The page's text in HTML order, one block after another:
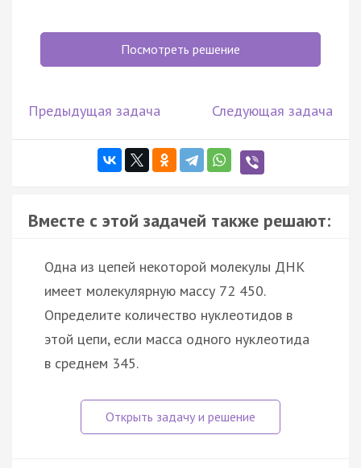
Посмотреть решение
Предыдущая задача Следующая задача
Вместе с этой задачей также решают:
Одна из цепей некоторой молекулы ДНК
имеет молекулярную массу 72 450.
Определите количество нуклеотидов в
этой цепи, если масса одного нуклеотида
в среднем 345.